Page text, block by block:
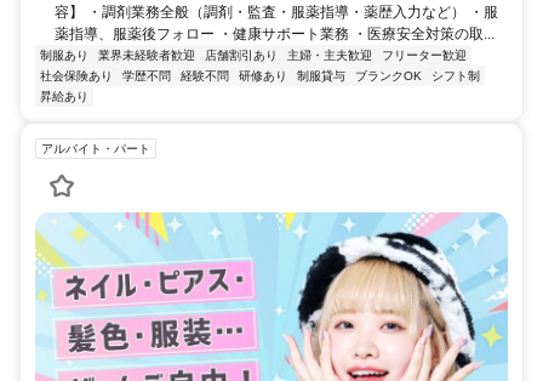
容】 ・調剤業務全般（調剤・監査・服薬指導・薬歴入力など） ・服
薬指導、服薬後フォロー ・健康サポート業務 ・医療安全対策の取...
制服あり 業界未経験者歓迎 店舗割引あり 主婦・主夫歓迎
フリーター歓迎
社会保険あり
学歴不問 経験不問 研修あり 制服貸与 ブランクOK
シフト制
昇給あり
アルバイト・パート